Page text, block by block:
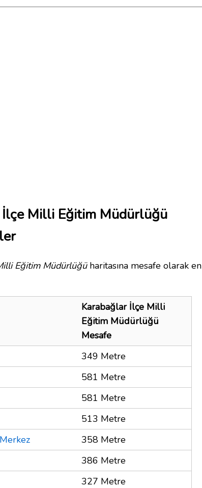
Milli Eğitim Müdürlüğü
Eğitim Müdürlüğüharitasına mesafe olarak en
Karabağlar İlçe Milli
Eğitim Müdürlüğü
Mesafe
349 Metre
581 Metre
581 Metre
513 Metre
358 Metre
386 Metre
327 Metre